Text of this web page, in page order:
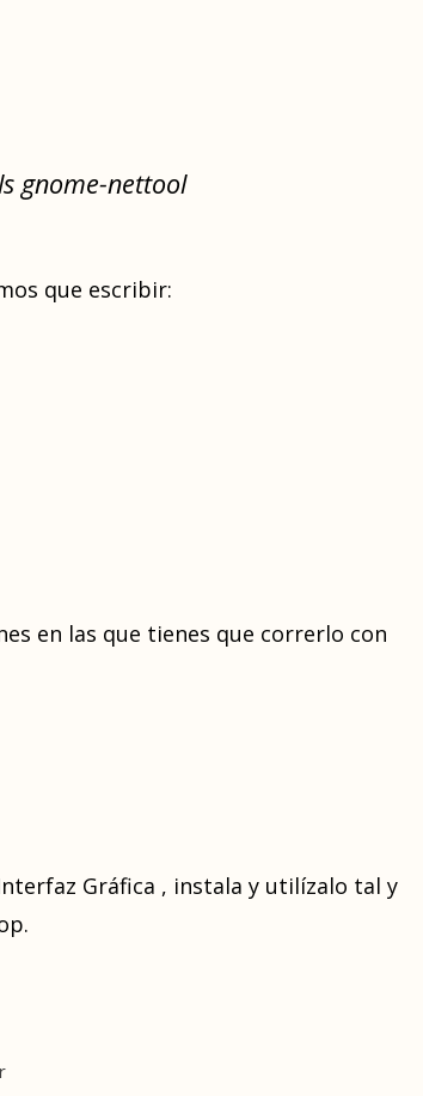
gnome-nettool
que escribir:
en las que tienes que correrlo con
Gráfica , instala y utilízalo tal y